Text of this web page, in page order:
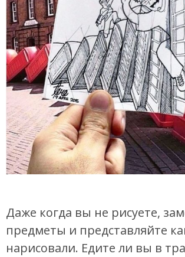
Даже когда вы не рисуете,
предметы и представляйте
нарисовали. Едите ли вы в